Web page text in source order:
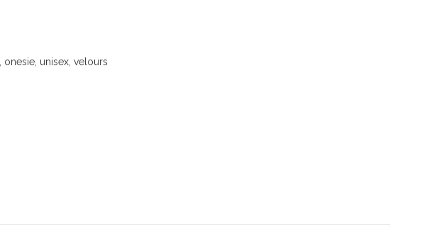
onesie unisex velours